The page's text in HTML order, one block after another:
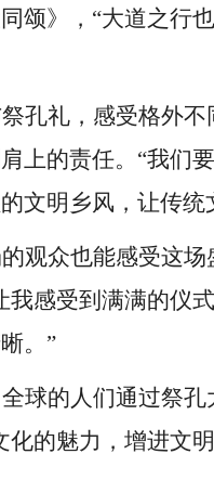
颂》， “大道之行
孔礼，感受格外
上的责任。 “我们
文明乡风，让传
观众也能感受这
我感受到满满的仪
。”
球的人们通过祭
的魅力，增进文明